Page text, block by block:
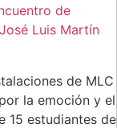
de
Luis Martín
de MLC
la emoción y el
15 estudiantes de